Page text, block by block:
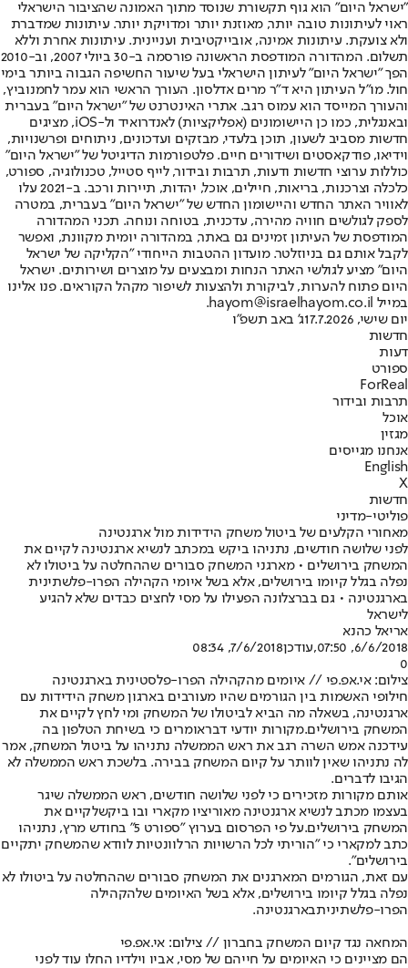
"ישראל היום" הוא גוף תקשורת שנוסד מתוך האמונה שהציבור הישראלי
ראוי לעיתונות טובה יותר, מאוזנת יותר ומדויקת יותר. עיתונות שמדברת
ולא צועקת. עיתונות אמינה, אובייקטיבית ועניינית. עיתונות אחרת וללא
תשלום. המהדורה המודפסת הראשונה פורסמה ב-30 ביולי 2007, וב-2010
הפך "ישראל היום" לעיתון הישראלי בעל שיעור החשיפה הגבוה ביותר בימי
חול. מו"ל העיתון היא ד"ר מרים אדלסון. העורך הראשי הוא עמר לחמנוביץ,
והעורך המייסד הוא עמוס רגב. אתרי האינטרנט של "ישראל היום" בעברית
ובאנגלית, כמו כן היישומונים (אפליקציות) לאנדרואיד ול-iOS, מציגים
חדשות מסביב לשעון, תוכן בלעדי, מבזקים ועדכונים, ניתוחים ופרשנויות,
וידיאו, פודקאסטים ושידורים חיים. פלטפורמות הדיגיטל של "ישראל היום"
כוללות ערוצי חדשות ודעות, תרבות ובידור, לייף סטייל, טכנולוגיה, ספורט,
כלכלה וצרכנות, בריאות, חיילים, אוכל, יהדות, תיירות ורכב. ב-2021 עלו
לאוויר האתר החדש והיישומון החדש של "ישראל היום" בעברית, במטרה
לספק לגולשים חוויה מהירה, עדכנית, בטוחה ונוחה. תכני המהדורה
המודפסת של העיתון זמינים גם באתר, במהדורה יומית מקוונת, ואפשר
לקבל אותם גם בניוזלטר. מועדון ההטבות הייחודי "הקליקה של ישראל
היום" מציע לגולשי האתר הנחות ומבצעים על מוצרים ושירותים. ישראל
היום פתוח להערות, לביקורת ולהצעות לשיפור מקהל הקוראים. פנו אלינו
במייל hayom@israelhayom.co.il.
יום שישי, 17.7.2026
ג' באב תשפ"ו
חדשות
דעות
ספורט
ForReal
תרבות ובידור
אוכל
מגזין
אנחנו מגייסים
English
X
חדשות
פוליטי-מדיני
מאחורי הקלעים של ביטול משחק הידידות מול ארגנטינה
לפני שלושה חודשים, נתניהו ביקש במכתב לנשיא ארגנטינה לקיים את
המשחק בירושלים • מארגני המשחק סבורים שההחלטה על ביטולו לא
נפלה בגלל קיומו בירושלים, אלא בשל איומי הקהילה הפרו-פלשתינית
בארגנטינה • גם בברצלונה הפעילו על מסי לחצים כבדים שלא להגיע
לישראל
אריאל כהנא
6/6/2018, 07:50
,עודכן7/6/2018, 08:34
0
צילום: אי.אפ.פי // איומים מהקהילה הפרו-פלסטינית בארגנטינה
חילופי האשמות בין הגורמים שהיו מעורבים בארגון משחק הידידות עם
ארגנטינה, בשאלה מה הביא לביטולו של המשחק ומי לחץ לקיים את
המשחק בירושלים.מקורות יודעי דבראומרים כי בשיחת הטלפון בה
עידכנה אמש השרה רגב את ראש הממשלה נתניהו על ביטול המשחק, אמר
לה נתניהו שאין לוותר על קיום המשחק בבירה. בלשכת ראש הממשלה לא
הגיבו לדברים.
אותם מקורות מזכירים כי לפני שלושה חודשים, ראש הממשלה שיגר
בעצמו מכתב לנשיא ארגנטינה מאוריציו מקארי ובו ביקשלקיים את
המשחק בירושלים.
על פי הפרסום בערוץ "ספורט 5" בחודש מרץ, נתניהו
כתב למקארי כי "הוריתי לכל הרשויות הרלוונטיות לוודא שהמשחק יתקיים
בירושלים".
עם זאת, הגורמים המארגנים את המשחק סבורים שההחלטה על ביטולו לא
נפלה בגלל קיומו בירושלים, אלא בשל האיומים שלהקהילה
הפרו-פלשתיניתבארגנטינה.
המחאה נגד קיום המשחק בחברון // צילום: אי.אפ.פי
הם מציינים כי האיומים על חייהם של מסי, אביו וילדיו החלו עוד לפני